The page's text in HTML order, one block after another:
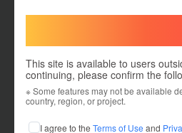
This site is available to users
continuing, please confirm the
※ Some features may not be available
country, region, or project.
I agree to the Terms of Use and